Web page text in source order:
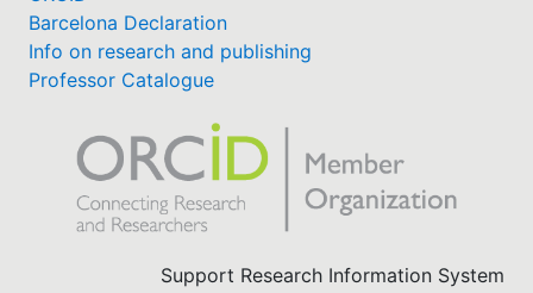
Barcelona Declaration
Info on research and publishing
Professor Catalogue
Support Research Information System